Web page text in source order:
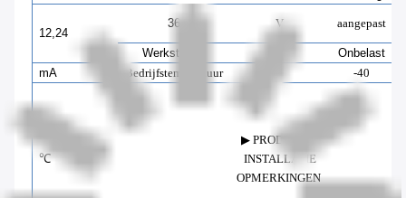
12,24
36 V aangepast
Werkstroom
Onbelast
mA
Bedrijfstemperatuur -40
℃
▶ PRODUCTIE
INSTALLATIE
OPMERKINGEN